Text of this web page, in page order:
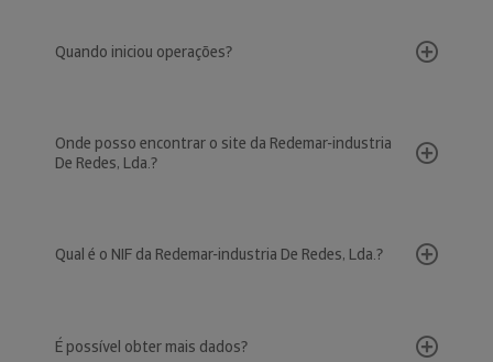
Quando iniciou operações?
Onde posso encontrar o site da Redemar-industria
De Redes, Lda.?
Qual é o NIF da Redemar-industria De Redes, Lda.?
É possível obter mais dados?